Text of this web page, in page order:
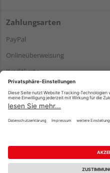
Zahlungsarten
PayPal
Onlineüberweisung
Kreditkarte
Rechnung*
*Bonität vorausgesetzt
Impressum Datenschutz
Vertrag widerrufen